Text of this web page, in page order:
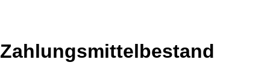
Zahlungsmittelbestand